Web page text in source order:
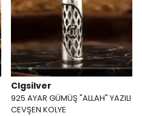
Clgsilver
925 AYAR GÜMÜŞ "ALLAH" YAZILI
CEVŞEN KOLYE